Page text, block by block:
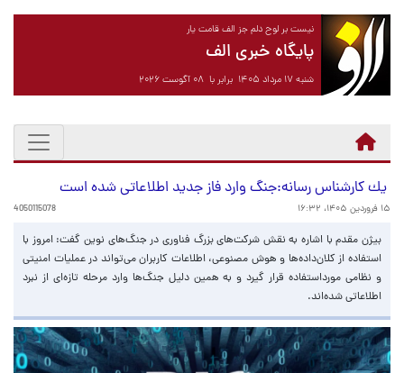
نیست بر لوح دلم جز الف قامت یار
پایگاه خبری الف
شنبه ۱۷ مرداد ۱۴۰۵ برابر با ۰۸ آگوست ۲۰۲۶
یك كارشناس رسانه:جنگ وارد فاز جدید اطلاعاتی شده است
۱۵ فروردین ۱۴۰۵، ۱۶:۳۲ 4050115078
بیژن مقدم با اشاره به نقش شركت‌های بزرگ فناوری در جنگ‌های نوین گفت: امروز با
استفاده از كلان‌داده‌ها و هوش مصنوعی، اطلاعات كاربران می‌تواند در عملیات امنیتی
و نظامی مورداستفاده قرار گیرد و به همین دلیل جنگ‌ها وارد مرحله تازه‌ای از نبرد
اطلاعاتی شده‌اند.